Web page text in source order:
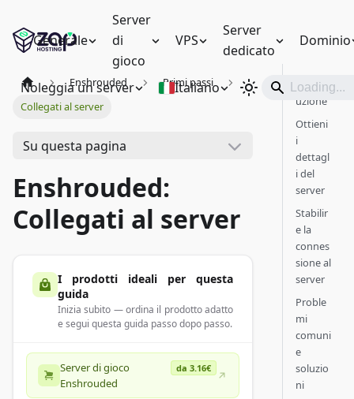
Generale
Server
di
gioco
VPS
Server
dedicato
Dominio
Noleggia un server Italiano
Enshrouded
Primi passi
Collegati al server
Su questa pagina
Enshrouded:
Collegati al server
I prodotti ideali per questa
guida
Inizia subito — ordina il prodotto adatto
e segui questa guida passo dopo passo.
Server di gioco
Enshrouded
da 3.16€
Introd
uzione
Ottieni
i
dettagl
i del
server
Stabilir
e la
connes
sione al
server
Proble
mi
comuni
e
soluzio
ni